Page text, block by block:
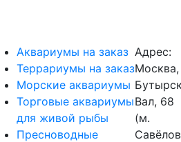
Аквариумы на заказ
Террариумы на заказ
Морские аквариумы
Торговые аквариумы
для живой рыбы
Пресноводные
Адрес:
Москва,
Вал, 68
(м.